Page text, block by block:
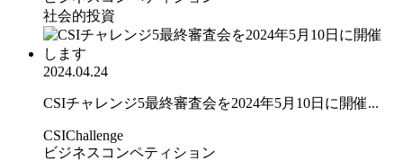
社会的投資
2024.04.24
CSIチャレンジ5最終審査会を2024年5月10日に開催...
CSIChallenge
ビジネスコンペティション